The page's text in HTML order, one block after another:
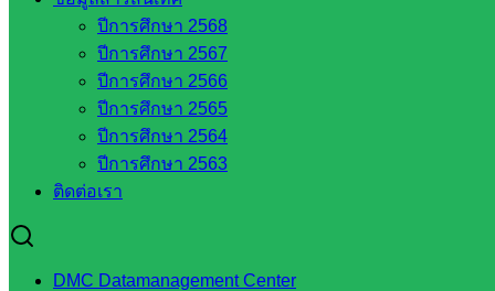
ปีการศึกษา 2568
ปีการศึกษา 2567
ปีการศึกษา 2566
ปีการศึกษา 2565
ปีการศึกษา 2564
ปีการศึกษา 2563
ติดต่อเรา
DMC Datamanagement Center
สระแก้ว
สพป.
สระแก้ว
เขต 1
สพป.สระแก้ว
เขต 2
โรงเรียน
ในสังกัด
โรงเรียน